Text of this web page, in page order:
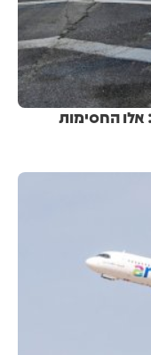
אלו החסימות